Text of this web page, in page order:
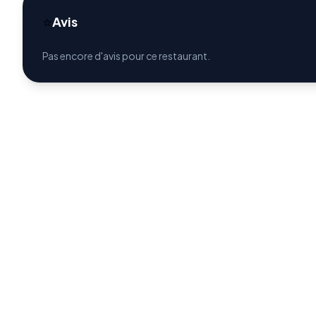
⭐Avis
Pas encore d'avis pour ce restaurant.